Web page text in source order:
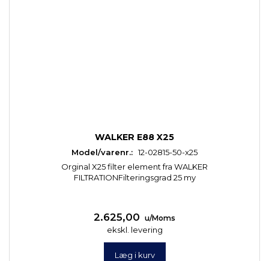
WALKER E88 X25
Model/varenr.: 12-02815-50-x25
Orginal X25 filter element fra WALKER
FILTRATIONFilteringsgrad 25 my
2.625,00 u/Moms
ekskl. levering
Læg i kurv